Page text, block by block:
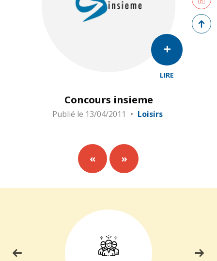
LIRE
Concours insieme
Publié le 13/04/2011 Loisirs
« »
Retour